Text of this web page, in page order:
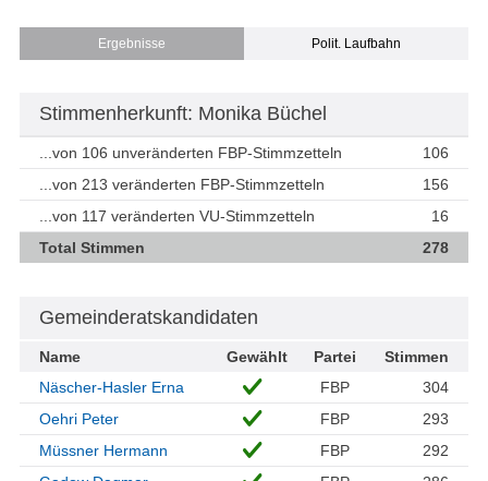
Ergebnisse Polit. Laufbahn
Stimmenherkunft: Monika Büchel
...von 106 unveränderten FBP-Stimmzetteln
106
...von 213 veränderten FBP-Stimmzetteln
156
...von 117 veränderten VU-Stimmzetteln
16
Total Stimmen
278
Gemeinderatskandidaten
Name Gewählt Partei
Stimmen
Näscher-Hasler Erna
FBP
304
Oehri Peter
FBP
293
Müssner Hermann
FBP
292